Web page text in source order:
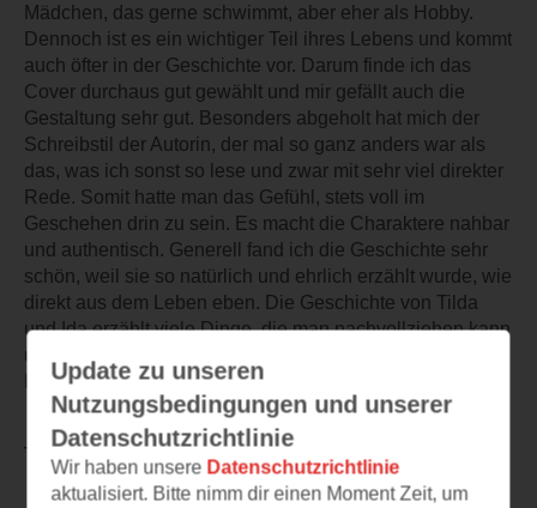
Mädchen, das gerne schwimmt, aber eher als Hobby.
Dennoch ist es ein wichtiger Teil ihres Lebens und kommt
auch öfter in der Geschichte vor. Darum finde ich das
Cover durchaus gut gewählt und mir gefällt auch die
Gestaltung sehr gut. Besonders abgeholt hat mich der
Schreibstil der Autorin, der mal so ganz anders war als
das, was ich sonst so lese und zwar mit sehr viel direkter
Rede. Somit hatte man das Gefühl, stets voll im
Geschehen drin zu sein. Es macht die Charaktere nahbar
und authentisch. Generell fand ich die Geschichte sehr
schön, weil sie so natürlich und ehrlich erzählt wurde, wie
direkt aus dem Leben eben. Die Geschichte von Tilda
und Ida erzählt viele Dinge, die man nachvollziehen kann
und ist die perfekte Sommerlektüre. Auch der zweite
Band der Autorin konnte mich bereits überzeugen!
TEILEN
Update zu unseren
Nutzungsbedingungen und unserer
Datenschutzrichtlinie
Wir haben unsere Datenschutzrichtlinie
aktualisiert. Bitte nimm dir einen Moment Zeit, um